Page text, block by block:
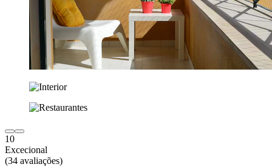
10
Excecional
(34 avaliações)